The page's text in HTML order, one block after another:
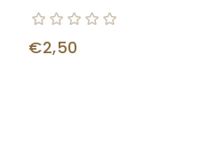
€2,50